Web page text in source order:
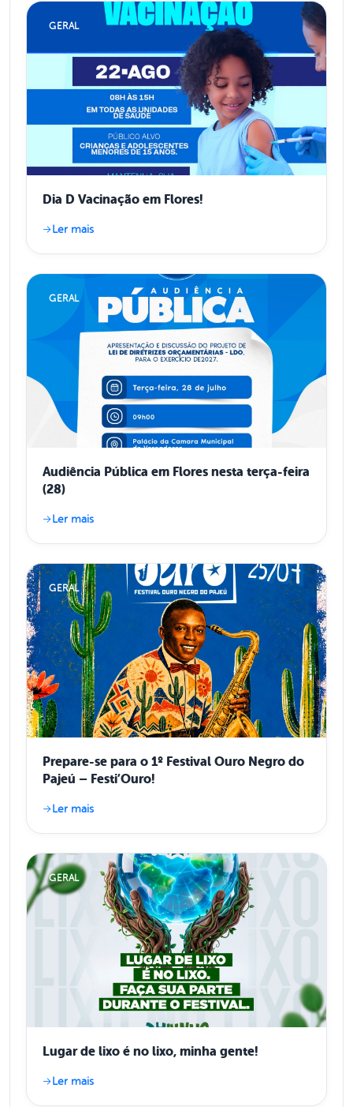
GERAL
Dia D Vacinação em Flores!
Ler mais
GERAL
Audiência Pública em Flores nesta terça-feira
(28)
Ler mais
GERAL
Prepare-se para o 1º Festival Ouro Negro do
Pajeú – Festi’Ouro!
Ler mais
GERAL
Lugar de lixo é no lixo, minha gente!
Ler mais